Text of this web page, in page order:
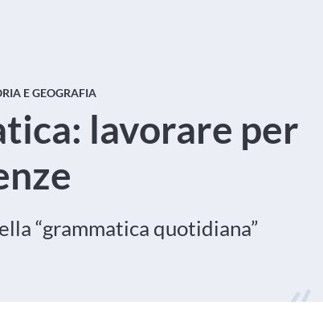
E GEOGRAFIA
lavorare per
“grammatica quotidiana”